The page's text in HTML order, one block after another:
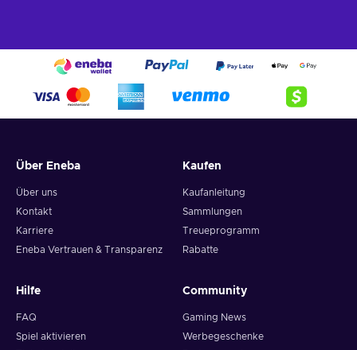
Über Eneba
Über uns
Kontakt
Karriere
Eneba Vertrauen & Transparenz
Kaufen
Kaufanleitung
Sammlungen
Treueprogramm
Rabatte
Hilfe
FAQ
Spiel aktivieren
Community
Gaming News
Werbegeschenke